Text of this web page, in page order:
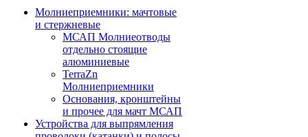
Молниеприемники: мачтовые
и стержневые
МСАП Молниеотводы
отдельно стоящие
алюминиевые
TerraZn
Молниеприемники
Основания, кронштейны
и прочее для мачт МСАП
Устройства для выпрямления